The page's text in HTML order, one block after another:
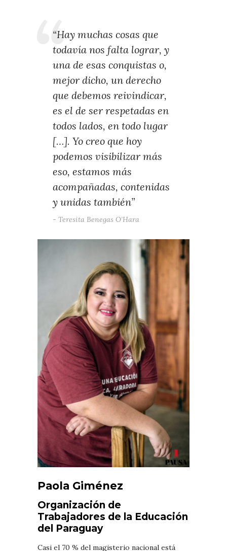
“Hay muchas cosas que
todavía nos falta lograr, y
una de esas conquistas o,
mejor dicho, un derecho
que debemos reivindicar,
es el de ser respetadas en
todos lados, en todo lugar
[…]. Yo creo que hoy
podemos visibilizar más
eso, estamos más
acompañadas, contenidas
y unidas también”
Teresita Benegas O’Hara
Paola Giménez
Organización de
Trabajadores de la Educación
del Paraguay
Casi el 70 % del magisterio nacional está